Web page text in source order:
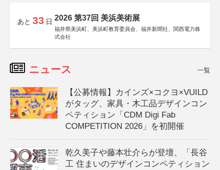
あと 33 日 2026 第37回 美浜美術展
福井県美浜町、美浜町教育委員会、福井新聞社、関西電力株
式会社
ニュース 一覧
【公募情報】カインズ×コクヨ×VUILD
がタッグ、家具・木工品デザインコン
ペティション「CDM Digi Fab
COMPETITION 2026」を初開催
乾久美子や藤本壮介らが登壇、「長谷
工 住まいのデザインコンペティション